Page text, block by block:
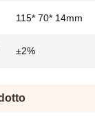
115* 70* 14mm
±2%